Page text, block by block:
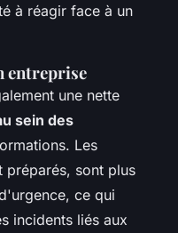
à réagir face à un
entreprise
une nette
sein des
Les
préparés, sont plus
ce qui
incidents liés aux